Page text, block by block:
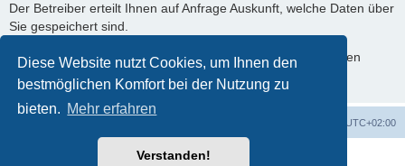
Diese Website nutzt Cookies, um Ihnen den
bestmöglichen Komfort bei der Nutzung zu
bieten. Mehr erfahren
Verstanden!
Der Betreiber erteilt Ihnen auf Anfrage Auskunft, welche Daten über
Sie gespeichert sind.
Sie können jederzeit die Löschung bzw. Sperrung Ihrer Daten
verlangen. Kontaktieren Sie hierzu bitte den Betreiber.
UTC+02:00
Powered byphpBB® Forum Software © phpBB Limited